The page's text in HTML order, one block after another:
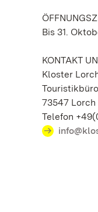
Bis 31.
KONTAKT
Kloster
73547 Lorch
Telefon